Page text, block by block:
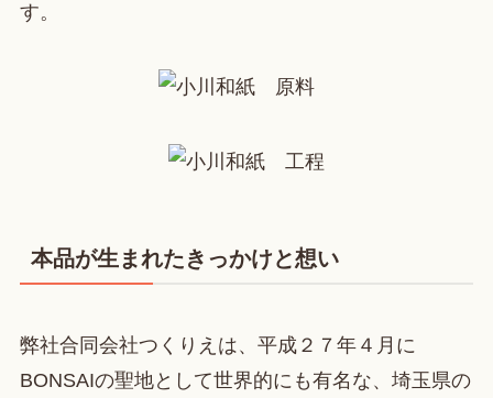
す。
本品が生まれたきっかけと想い
弊社合同会社つくりえは、平成２７年４月に
BONSAIの聖地として世界的にも有名な、埼玉県の